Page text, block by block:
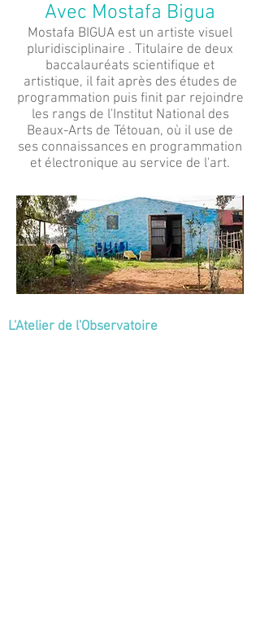
Avec Mostafa Bigua
Mostafa BIGUA est un artiste visuel
pluridisciplinaire . Titulaire de deux
baccalauréats scientifique et
artistique, il fait après des études de
programmation puis finit par rejoindre
les rangs de l'Institut National des
Beaux-Arts de Tétouan, où il use de
ses connaissances en programmation
et électronique au service de l'art.
L'Atelier de l'Observatoire